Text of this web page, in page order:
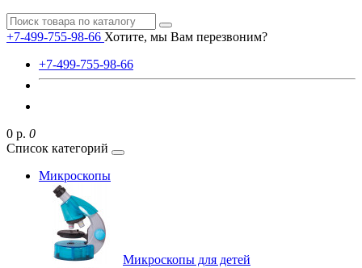
+7-499-755-98-66 Хотите, мы Вам перезвоним?
+7-499-755-98-66
0 р. 0
Список категорий
Микроскопы
Микроскопы для детей